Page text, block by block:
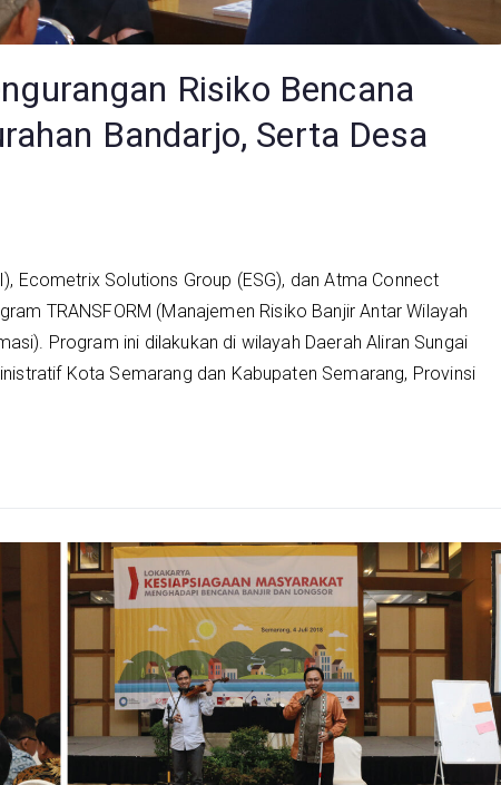
Risiko Bencana
Bandarjo, Serta Desa
Ecometrix Solutions Group (ESG), dan Atma Connect
TRANSFORM (Manajemen Risiko Banjir Antar Wilayah
Program ini dilakukan di wilayah Daerah Aliran Sungai
Kota Semarang dan Kabupaten Semarang, Provinsi